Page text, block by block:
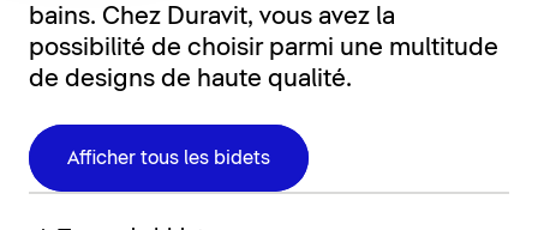
bains. Chez Duravit, vous avez la
possibilité de choisir parmi une multitude
de designs de haute qualité.
Afficher tous les bidets